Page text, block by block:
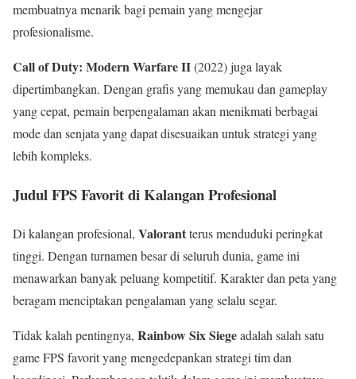
membuatnya menarik bagi pemain yang mengejar
profesionalisme.
Call of Duty: Modern Warfare II(2022) juga layak
dipertimbangkan. Dengan grafis yang memukau dan gameplay
yang cepat, pemain berpengalaman akan menikmati berbagai
mode dan senjata yang dapat disesuaikan untuk strategi yang
lebih kompleks.
Judul FPS Favorit di Kalangan Profesional
Di kalangan profesional, Valorantterus menduduki peringkat
tinggi. Dengan turnamen besar di seluruh dunia, game ini
menawarkan banyak peluang kompetitif. Karakter dan peta yang
beragam menciptakan pengalaman yang selalu segar.
Tidak kalah pentingnya, Rainbow Six Siegeadalah salah satu
game FPS favorit yang mengedepankan strategi tim dan